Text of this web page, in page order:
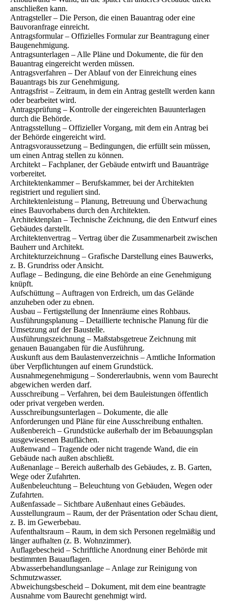
anschließen kann.
Antragsteller – Die Person, die einen Bauantrag oder eine
Bauvoranfrage einreicht.
Antragsformular – Offizielles Formular zur Beantragung einer
Baugenehmigung.
Antragsunterlagen – Alle Pläne und Dokumente, die für den
Bauantrag eingereicht werden müssen.
Antragsverfahren – Der Ablauf von der Einreichung eines
Bauantrags bis zur Genehmigung.
Antragsfrist – Zeitraum, in dem ein Antrag gestellt werden kann
oder bearbeitet wird.
Antragsprüfung – Kontrolle der eingereichten Bauunterlagen
durch die Behörde.
Antragsstellung – Offizieller Vorgang, mit dem ein Antrag bei
der Behörde eingereicht wird.
Antragsvoraussetzung – Bedingungen, die erfüllt sein müssen,
um einen Antrag stellen zu können.
Architekt – Fachplaner, der Gebäude entwirft und Bauanträge
vorbereitet.
Architektenkammer – Berufskammer, bei der Architekten
registriert und reguliert sind.
Architektenleistung – Planung, Betreuung und Überwachung
eines Bauvorhabens durch den Architekten.
Architektenplan – Technische Zeichnung, die den Entwurf eines
Gebäudes darstellt.
Architektenvertrag – Vertrag über die Zusammenarbeit zwischen
Bauherr und Architekt.
Architekturzeichnung – Grafische Darstellung eines Bauwerks,
z. B. Grundriss oder Ansicht.
Auflage – Bedingung, die eine Behörde an eine Genehmigung
knüpft.
Aufschüttung – Auftragen von Erdreich, um das Gelände
anzuheben oder zu ebnen.
Ausbau – Fertigstellung der Innenräume eines Rohbaus.
Ausführungsplanung – Detaillierte technische Planung für die
Umsetzung auf der Baustelle.
Ausführungszeichnung – Maßstabsgetreue Zeichnung mit
genauen Bauangaben für die Ausführung.
Auskunft aus dem Baulastenverzeichnis – Amtliche Information
über Verpflichtungen auf einem Grundstück.
Ausnahmegenehmigung – Sondererlaubnis, wenn vom Baurecht
abgewichen werden darf.
Ausschreibung – Verfahren, bei dem Bauleistungen öffentlich
oder privat vergeben werden.
Ausschreibungsunterlagen – Dokumente, die alle
Anforderungen und Pläne für eine Ausschreibung enthalten.
Außenbereich – Grundstücke außerhalb der im Bebauungsplan
ausgewiesenen Bauflächen.
Außenwand – Tragende oder nicht tragende Wand, die ein
Gebäude nach außen abschließt.
Außenanlage – Bereich außerhalb des Gebäudes, z. B. Garten,
Wege oder Zufahrten.
Außenbeleuchtung – Beleuchtung von Gebäuden, Wegen oder
Zufahrten.
Außenfassade – Sichtbare Außenhaut eines Gebäudes.
Ausstellungraum – Raum, der der Präsentation oder Schau dient,
z. B. im Gewerbebau.
Aufenthaltsraum – Raum, in dem sich Personen regelmäßig und
länger aufhalten (z. B. Wohnzimmer).
Auflagebescheid – Schriftliche Anordnung einer Behörde mit
bestimmten Bauauflagen.
Abwasserbehandlungsanlage – Anlage zur Reinigung von
Schmutzwasser.
Abweichungsbescheid – Dokument, mit dem eine beantragte
Ausnahme vom Baurecht genehmigt wird.